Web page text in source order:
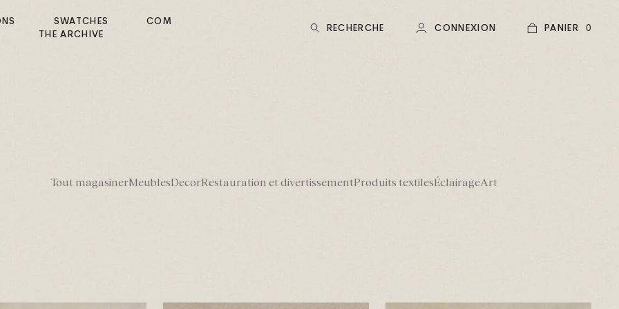
SWATCHES
COM
THE ARCHIVE
RECHERCHE CONNEXION PANIER 0
Tout magasinerMeublesDecorRestauration et divertissementProduits textilesÉclairageArt